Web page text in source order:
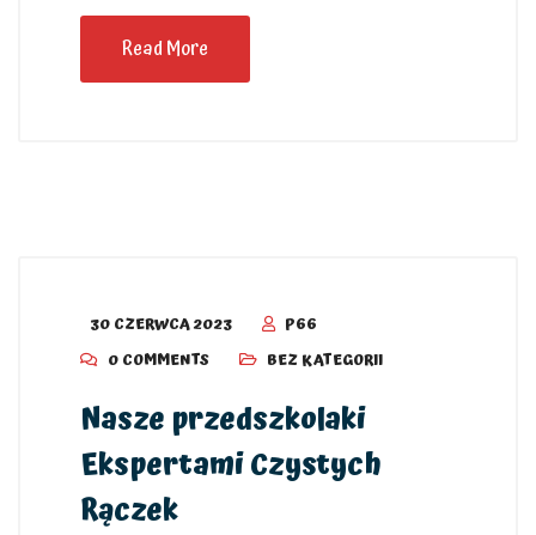
Read More
30 CZERWCA 2023
P66
0 COMMENTS
BEZ KATEGORII
Nasze przedszkolaki
Ekspertami Czystych
Rączek